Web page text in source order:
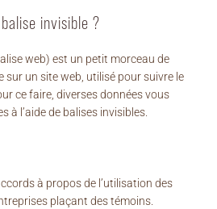
invisible ?
web) est un petit morceau de
sur un site web, utilisé pour suivre le
ce faire, diverses données vous
à l’aide de balises invisibles.
à propos de l’utilisation des
plaçant des témoins.